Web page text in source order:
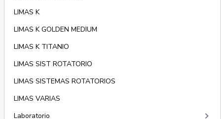
LIMAS K
LIMAS K GOLDEN MEDIUM
LIMAS K TITANIO
LIMAS SIST ROTATORIO
LIMAS SISTEMAS ROTATORIOS
LIMAS VARIAS
Laboratorio
keyboard_arrow_right